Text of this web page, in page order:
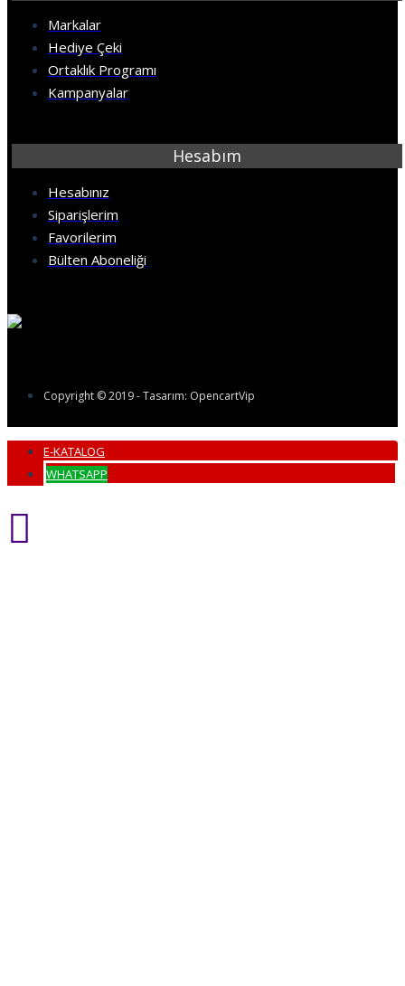
Markalar
Hediye Çeki
Ortaklık Programı
Kampanyalar
Hesabım
Hesabınız
Siparişlerim
Favorilerim
Bülten Aboneliği
Copyright © 2019 - Tasarım: OpencartVip
E-KATALOG
WHATSAPP